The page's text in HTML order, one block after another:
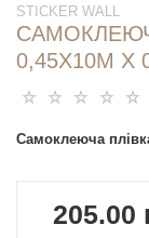
STICKER WALL
0,45Х10М Х
Самоклеюча
205.00